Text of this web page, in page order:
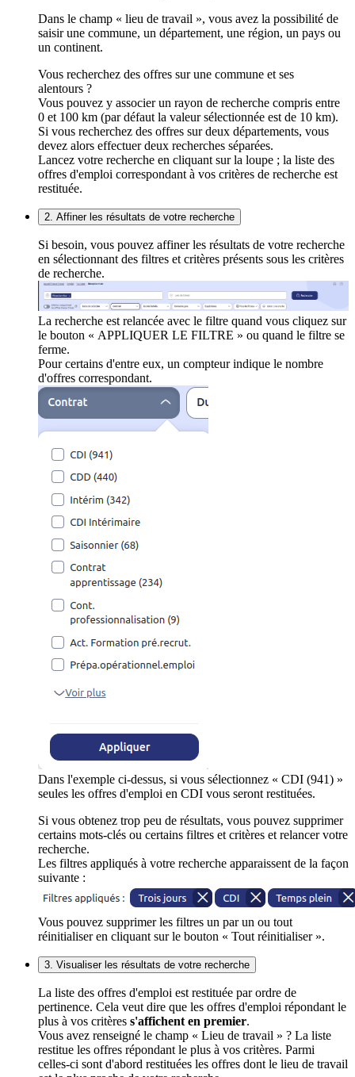
Dans le champ « lieu de travail », vous avez la possibilité de
saisir une commune, un département, une région, un pays ou
un continent.
Vous recherchez des offres sur une commune et ses
alentours ?
Vous pouvez y associer un rayon de recherche compris entre
0 et 100 km (par défaut la valeur sélectionnée est de 10 km).
Si vous recherchez des offres sur deux départements, vous
devez alors effectuer deux recherches séparées.
Lancez votre recherche en cliquant sur la loupe ; la liste des
offres d'emploi correspondant à vos critères de recherche est
restituée.
2. Affiner les résultats de votre recherche
Si besoin, vous pouvez affiner les résultats de votre recherche
en sélectionnant des filtres et critères présents sous les critères
de recherche.
La recherche est relancée avec le filtre quand vous cliquez sur
le bouton « APPLIQUER LE FILTRE » ou quand le filtre se
ferme.
Pour certains d'entre eux, un compteur indique le nombre
d'offres correspondant.
Dans l'exemple ci-dessus, si vous sélectionnez « CDI (941) »
seules les offres d'emploi en CDI vous seront restituées.
Si vous obtenez trop peu de résultats, vous pouvez supprimer
certains mots-clés ou certains filtres et critères et relancer votre
recherche.
Les filtres appliqués à votre recherche apparaissent de la façon
suivante :
Vous pouvez supprimer les filtres un par un ou tout
réinitialiser en cliquant sur le bouton « Tout réinitialiser ».
3. Visualiser les résultats de votre recherche
La liste des offres d'emploi est restituée par ordre de
pertinence. Cela veut dire que les offres d'emploi répondant le
plus à vos critères s'affichent en premier.
Vous avez renseigné le champ « Lieu de travail » ? La liste
restitue les offres répondant le plus à vos critères. Parmi
celles-ci sont d'abord restituées les offres dont le lieu de travail